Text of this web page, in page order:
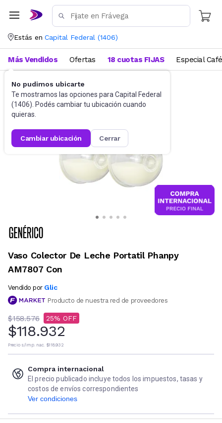
Estás en Capital Federal (1406)
No pudimos ubicarte
Te mostramos las opciones para Capital Federal
(1406). Podés cambiar tu ubicación cuando
quieras.
cambiar ubicación cerrar
Más Vendidos Ofertas 18 cuotas FIJAS Especial Café
Alimentación y lactancia
Vaso Colector De Leche Portatil Phanpy
AM7807 Con
Vendido por Glic
Producto de nuestra red de proveedores
$158.576 25
$118.932
Precio s/imp. nac. $118.932
Compra internacional
El precio publicado incluye todos los impuestos, tasas y
costos de envíos correspondientes
Ver condiciones